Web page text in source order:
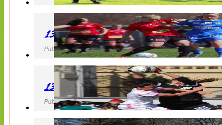
130427 LB 07 – QBIK
Publicerad 27 April 2013, 22:40
130427 IF Limhamn Bunkeflo – QBIK
Publicerad 27 April 2013, 21:10